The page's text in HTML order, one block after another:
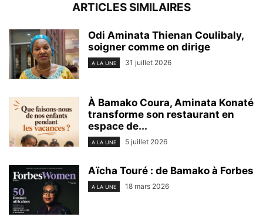
ARTICLES SIMILAIRES
Odi Aminata Thienan Coulibaly,
soigner comme on dirige
A LA UNE 31 juillet 2026
À Bamako Coura, Aminata Konaté
transforme son restaurant en
espace de...
A LA UNE 5 juillet 2026
Aïcha Touré : de Bamako à Forbes
A LA UNE 18 mars 2026